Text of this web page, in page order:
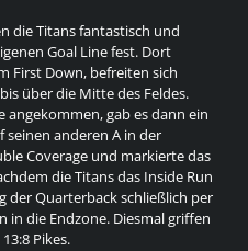
die Titans fantastisch und
Goal Line fest. Dort
First Down, befreiten sich
über die Mitte des Feldes.
angekommen, gab es dann ein
seinen anderen A in der
Coverage und markierte das
die Titans das Inside Run
der Quarterback schließlich per
in die Endzone. Diesmal griffen
Pikes.